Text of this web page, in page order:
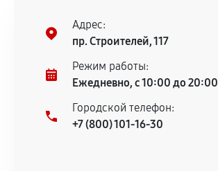
Адрес:
пр. Строителей, 117
Режим работы:
Ежедневно, с 10:00 до 20:00
Городской телефон:
+7 (800) 101-16-30